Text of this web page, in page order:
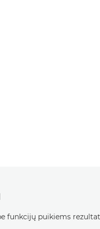
funkcijų puikiems